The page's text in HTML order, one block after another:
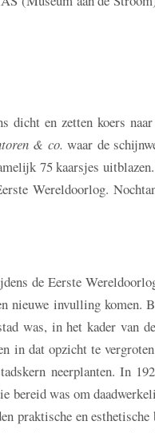
dicht en zetten koers
& co. waar de
75 kaarsjes
Wereldoorlog.
de Eerste
nieuwe invulling komen.
was, in het kader van
in dat opzicht te
neerplanten. In
bereid was om
praktische en